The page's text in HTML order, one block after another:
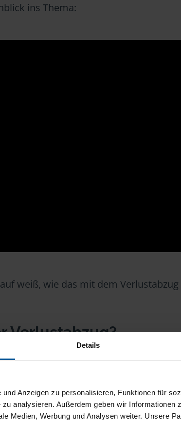
Details
Anzeigen zu personalisieren, Funktionen für
analysieren. Außerdem geben wir Informationen
Medien, Werbung und Analysen weiter. Unsere
ins Thema:
weiß, wie das mit dem Verlustabzug
Verlustabzug?
Jahr negativ, können Sie diese
mit dem Folgejahr verrechnen. Das
Ausgaben, die im
daher bringt ein Beispiel